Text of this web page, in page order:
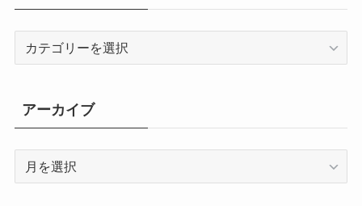
ー
アーカイブ